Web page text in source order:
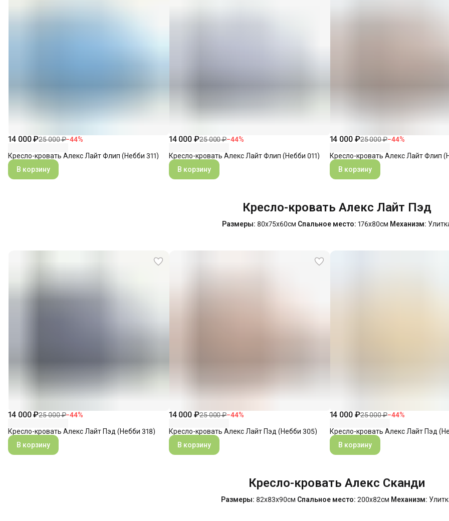
14 000 ₽25 000 ₽−44%
Кресло-кровать Алекс Лайт Флип (Небби 311)
В корзину
14 000 ₽25 000 ₽−44%
Кресло-кровать Алекс Лайт Флип (Небби 011)
В корзину
14 000 ₽25 000 ₽−44%
Кресло-кровать Алекс Лайт Флип
В корзину
Кресло-кровать Алекс Лайт Пэд
Размеры: 80х75х60см Спальное место: 176х80см Механизм:
14 000 ₽25 000 ₽−44%
Кресло-кровать Алекс Лайт Пэд (Небби 318)
В корзину
14 000 ₽25 000 ₽−44%
Кресло-кровать Алекс Лайт Пэд (Небби 305)
В корзину
14 000 ₽25 000 ₽−44%
Кресло-кровать Алекс Лайт Пэд
В корзину
Кресло-кровать Алекс Сканди
Размеры: 82х83х90см Спальное место: 200х82см Механизм: